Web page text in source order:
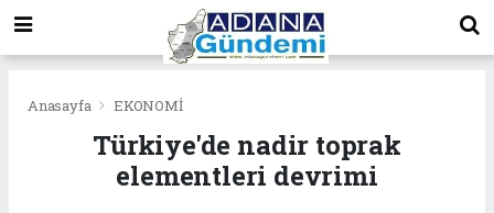
Anasayfa EKONOMİ
Türkiye'de nadir toprak
elementleri devrimi